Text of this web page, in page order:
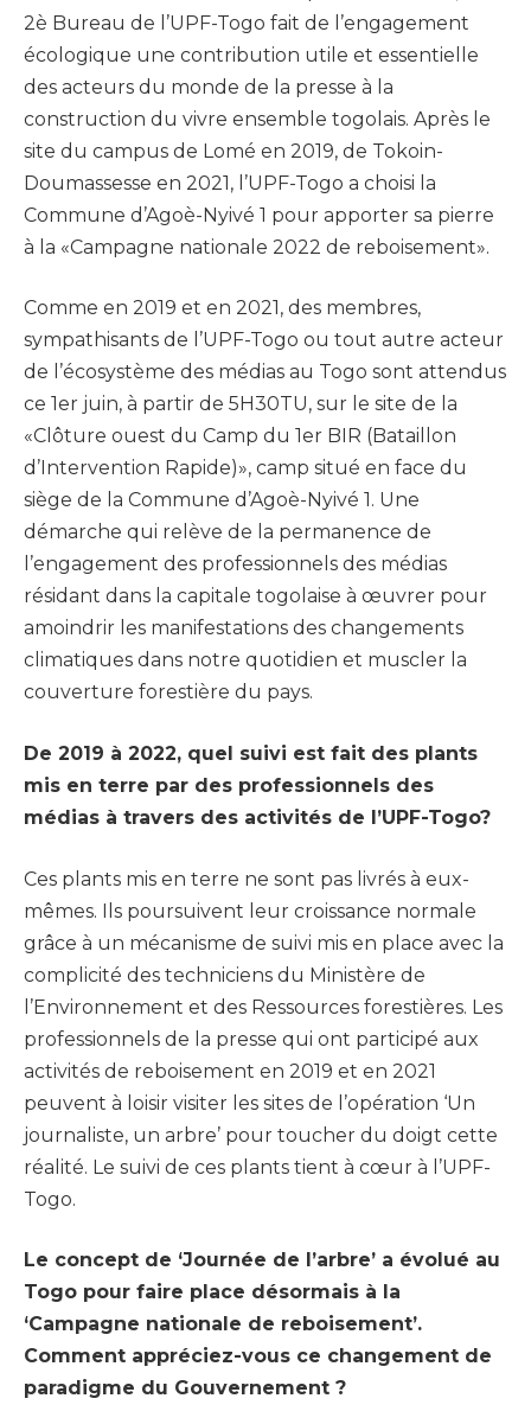
2è Bureau de l’UPF-Togo fait de l’engagement
écologique une contribution utile et essentielle
des acteurs du monde de la presse à la
construction du vivre ensemble togolais. Après le
site du campus de Lomé en 2019, de Tokoin-
Doumassesse en 2021, l’UPF-Togo a choisi la
Commune d’Agoè-Nyivé 1 pour apporter sa pierre
à la «Campagne nationale 2022 de reboisement».
Comme en 2019 et en 2021, des membres,
sympathisants de l’UPF-Togo ou tout autre acteur
de l’écosystème des médias au Togo sont attendus
ce 1er juin, à partir de 5H30TU, sur le site de la
«Clôture ouest du Camp du 1er BIR (Bataillon
d’Intervention Rapide)», camp situé en face du
siège de la Commune d’Agoè-Nyivé 1. Une
démarche qui relève de la permanence de
l’engagement des professionnels des médias
résidant dans la capitale togolaise à œuvrer pour
amoindrir les manifestations des changements
climatiques dans notre quotidien et muscler la
couverture forestière du pays.
De 2019 à 2022, quel suivi est fait des plants
mis en terre par des professionnels des
médias à travers des activités de l’UPF-Togo?
Ces plants mis en terre ne sont pas livrés à eux-
mêmes. Ils poursuivent leur croissance normale
grâce à un mécanisme de suivi mis en place avec la
complicité des techniciens du Ministère de
l’Environnement et des Ressources forestières. Les
professionnels de la presse qui ont participé aux
activités de reboisement en 2019 et en 2021
peuvent à loisir visiter les sites de l’opération ‘Un
journaliste, un arbre’ pour toucher du doigt cette
réalité. Le suivi de ces plants tient à cœur à l’UPF-
Togo.
Le concept de ‘Journée de l’arbre’ a évolué au
Togo pour faire place désormais à la
‘Campagne nationale de reboisement’.
Comment appréciez-vous ce changement de
paradigme du Gouvernement ?